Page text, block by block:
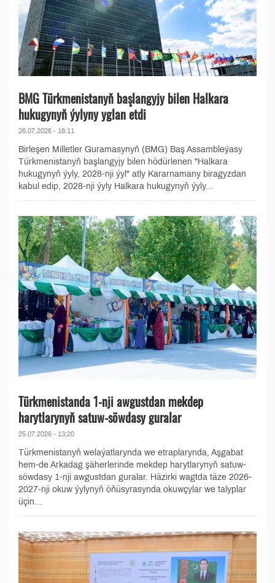
BMG Türkmenistanyň başlangyjy bilen Halkara
hukugynyň ýylyny yglan etdi
26.07.2026 - 18:11
Birleşen Milletler Guramasynyň (BMG) Baş Assambleýasy
Türkmenistanyň başlangyjy bilen hödürlenen "Halkara
hukugynyň ýyly, 2028-nji ýyl" atly Kararnamany biragyzdan
kabul edip, 2028-nji ýyly Halkara hukugynyň ýyly...
Türkmenistanda 1-nji awgustdan mekdep
harytlarynyň satuw-söwdasy guralar
25.07.2026 - 13:20
Türkmenistanyň welaýatlarynda we etraplarynda, Aşgabat
hem-de Arkadag şäherlerinde mekdep harytlarynyň satuw-
söwdasy 1-nji awgustdan guralar. Häzirki wagtda täze 2026-
2027-nji okuw ýylynyň öňüsyrasynda okuwçylar we talyplar
üçin...